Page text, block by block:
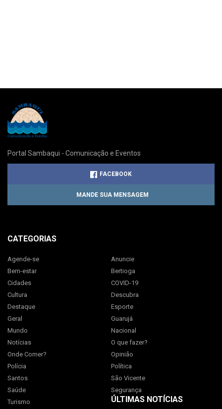
Portal Sambaqui - Comunicação e Eventos
FACEBOOK
MANDE SUA MENSAGEM
CATEGORIAS
Agende-se
Anuncie
Bem-estar
Bertioga
Cidades
COVID-19
Cultura
Descubra
Destaque
Esporte
Geral
Guarujá
Mundo
Nacional
Notícias
O que fazer?
Onde Comer?
Opinião
Polícia
Política
Santos
São Vicente
Saúde
Segurança
Turismo
ÚLTIMAS NOTÍCIAS